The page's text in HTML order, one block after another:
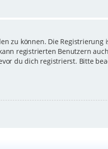
zu können. Die
registrierten Benutzern
du dich registrierst. Bitte